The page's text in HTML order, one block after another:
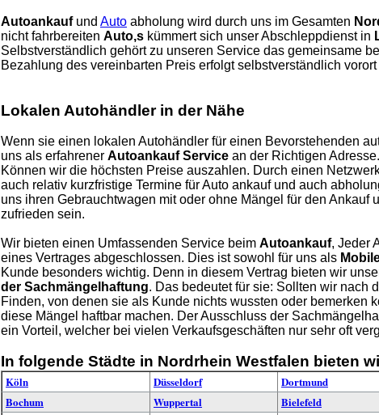
Autoankaufund Auto abholung wird durch uns im Gesamten
nicht fahrbereiten Auto,s kümmert sich unser Abschleppdienst in
Selbstverständlich gehört zu unseren Service das gemeinsame
Bezahlung des vereinbarten Preis erfolgt selbstverständlich vorort
Lokalen Autohändler in der Nähe
Wenn sie einen lokalen Autohändler für einen Bevorstehenden
uns als erfahrener Autoankauf Service an der Richtigen
Können wir die höchsten Preise auszahlen. Durch einen
auch relativ kurzfristige Termine für Auto ankauf und auch
uns ihren Gebrauchtwagen mit oder ohne Mängel für den Ankauf
zufrieden sein.
Wir bieten einen Umfassenden Service beim Autoankauf, Jeder
eines Vertrages abgeschlossen. Dies ist sowohl für uns als
Kunde besonders wichtig. Denn in diesem Vertrag bieten wir
der Sachmängelhaftung. Das bedeutet für sie: Sollten wir nach
Finden, von denen sie als Kunde nichts wussten oder bemerken
diese Mängel haftbar machen. Der Ausschluss der
ein Vorteil, welcher bei vielen Verkaufsgeschäften nur sehr oft
In folgende Städte in Nordrhein Westfalen bieten
Köln Düsseldorf Dortmund
Bochum
Wuppertal Bielefeld